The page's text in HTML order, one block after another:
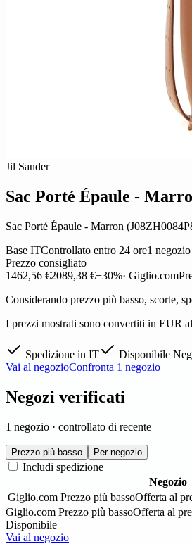
Jil Sander
Sac Porté Épaule -
Sac Porté Épaule - Marron
Base ITControllato entro 24 ore1 negozio
Prezzo consigliato
1462,56 €2089,38 €−30%· Giglio.com
Considerando prezzo più basso, scorte,
I prezzi mostrati sono convertiti in EUR
Spedizione in IT Disponibile
Vai al negozioConfronta 1 negozio
Negozi verificati
1 negozio · controllato di recente
Prezzo più basso Per negozio
Includi spedizione
Negozio
Giglio.com Prezzo più bassoOfferta al
Giglio.com Prezzo più bassoOfferta al
Disponibile
Vai al negozio